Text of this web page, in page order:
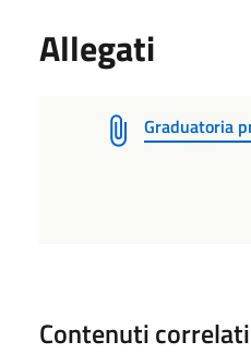
Allegati
Graduatoria
Contenuti correlati